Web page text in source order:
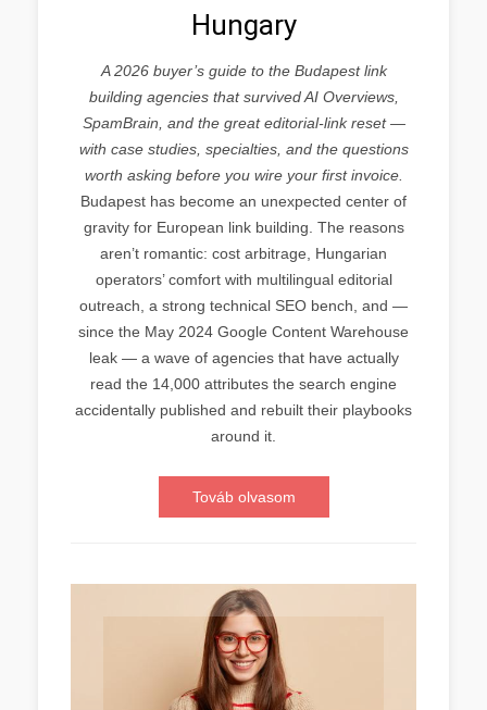
Hungary
A 2026 buyer’s guide to the Budapest link
building agencies that survived AI Overviews,
SpamBrain, and the great editorial-link reset —
with case studies, specialties, and the questions
worth asking before you wire your first invoice.
Budapest has become an unexpected center of
gravity for European link building. The reasons
aren’t romantic: cost arbitrage, Hungarian
operators’ comfort with multilingual editorial
outreach, a strong technical SEO bench, and —
since the May 2024 Google Content Warehouse
leak — a wave of agencies that have actually
read the 14,000 attributes the search engine
accidentally published and rebuilt their playbooks
around it.
Továb olvasom